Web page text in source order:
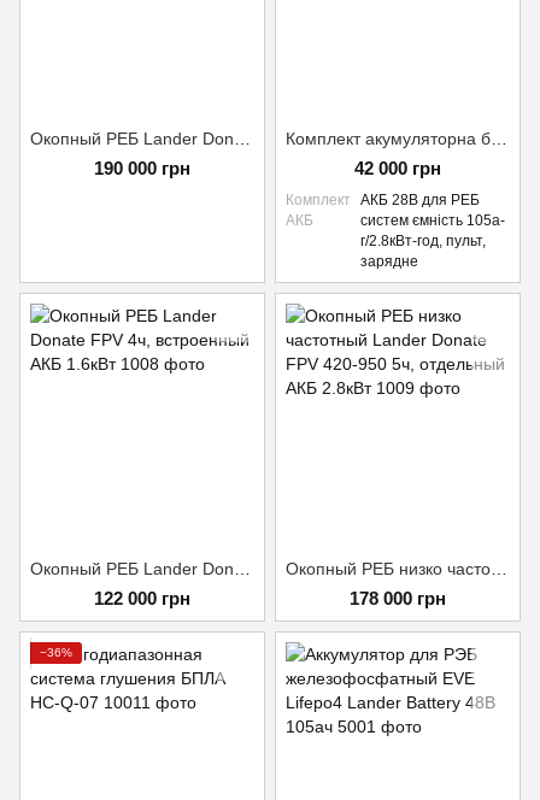
190 000 грн 42 000 грн
Комплект
АКБ
АКБ 28В для РЕБ
систем ємність 105а-
г/2.8кВт-год, пульт,
зарядне
122 000 грн 178 000 грн
−36%